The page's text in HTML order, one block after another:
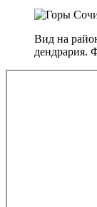
Вид на
дендрария.